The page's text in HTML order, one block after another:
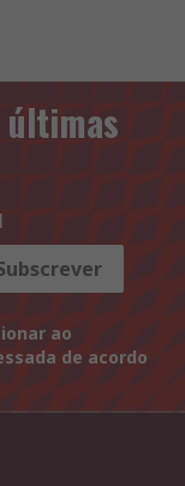
últimas
ao
de acordo